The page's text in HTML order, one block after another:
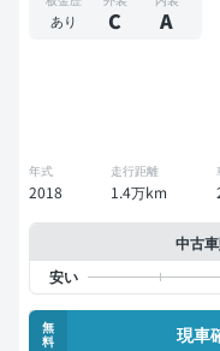
あり C A
年式
2018
走行距離
1.4万km
中古
無
料
現車